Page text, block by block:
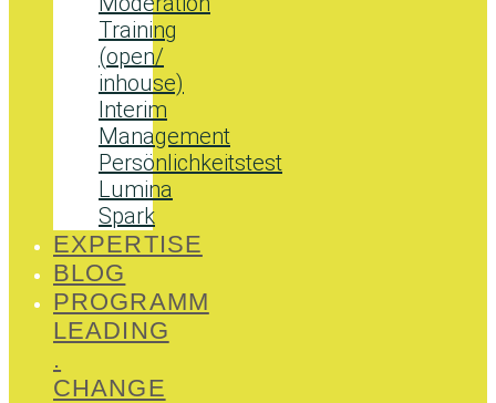
Training
(open/
inhouse)
Interim
Management
Persönlichkeitstest
Lumina
Spark
EXPERTISE
BLOG
PROGRAMM
LEADING
.
CHANGE